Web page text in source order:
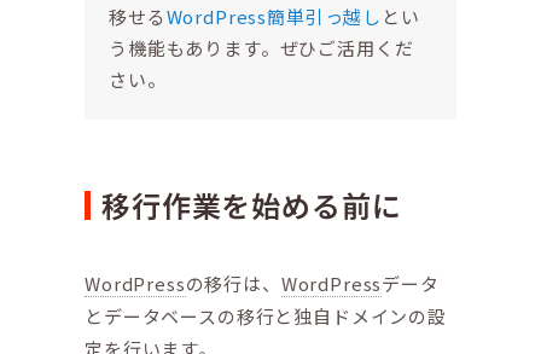
移せるWordPress簡単引っ越し とい
う機能もあります。ぜひご活用くだ
さい。
移行作業を始める前に
WordPressの移行は、 WordPressデータ
とデータベースの移行と独自ドメインの設
定を行います。